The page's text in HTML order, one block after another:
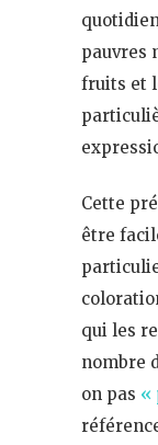
pauvres
fruits et
Cette
être
qui les
nombre
on pas «